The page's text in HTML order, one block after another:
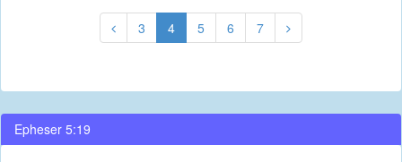
3 4 5 6 7
Epheser 5:19